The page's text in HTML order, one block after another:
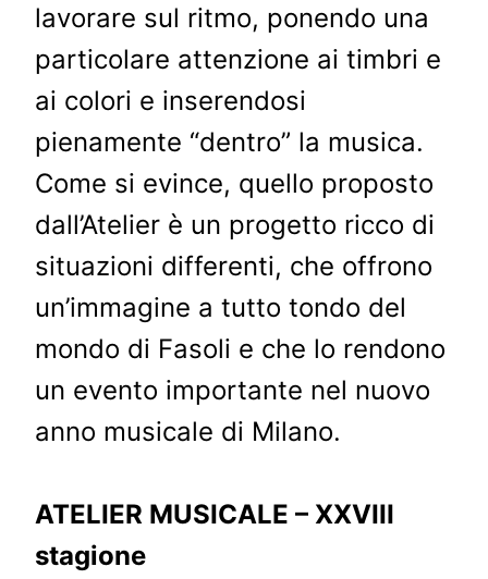
lavorare sul ritmo, ponendo una
particolare attenzione ai timbri e
ai colori e inserendosi
pienamente “dentro” la musica.
Come si evince, quello proposto
dall’Atelier è un progetto ricco di
situazioni differenti, che offrono
un’immagine a tutto tondo del
mondo di Fasoli e che lo rendono
un evento importante nel nuovo
anno musicale di Milano.
ATELIER MUSICALE – XXVIII
stagione